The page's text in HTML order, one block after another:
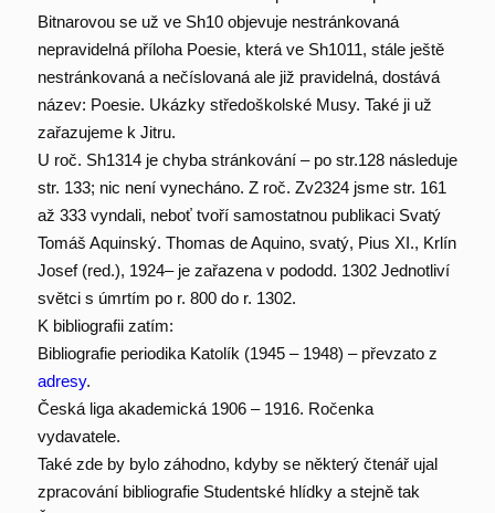
Bitnarovou se už ve Sh10 objevuje nestránkovaná
nepravidelná příloha Poesie, která ve Sh1011, stále ještě
nestránkovaná a nečíslovaná ale již pravidelná, dostává
název: Poesie. Ukázky středoškolské Musy. Také ji už
zařazujeme k Jitru.
U roč. Sh1314 je chyba stránkování – po str.128 následuje
str. 133; nic není vynecháno. Z roč. Zv2324 jsme str. 161
až 333 vyndali, neboť tvoří samostatnou publikaci Svatý
Tomáš Aquinský. Thomas de Aquino, svatý, Pius XI., Krlín
Josef (red.), 1924– je zařazena v pododd. 1302 Jednotliví
světci s úmrtím po r. 800 do r. 1302.
K bibliografii zatím:
Bibliografie periodika Katolík (1945 – 1948) – převzato z
adresy.
Česká liga akademická 1906 – 1916. Ročenka
vydavatele.
Také zde by bylo záhodno, kdyby se některý čtenář ujal
zpracování bibliografie Studentské hlídky a stejně tak